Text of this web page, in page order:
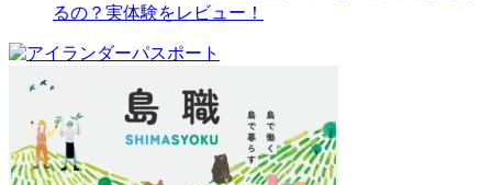
るの？実体験をレビュー！